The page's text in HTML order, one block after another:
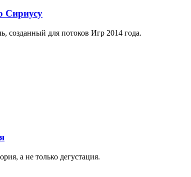
Сириусу
созданный для потоков Игр 2014 года.
а не только дегустация.